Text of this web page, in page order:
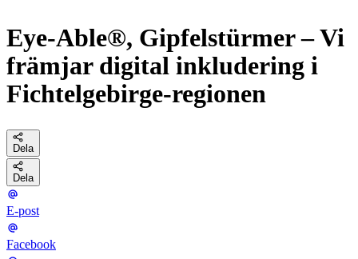
Eye-Able®, Gipfelstürmer – Vi
främjar digital inkludering i
Fichtelgebirge-regionen
Dela
Dela
E-post
Facebook